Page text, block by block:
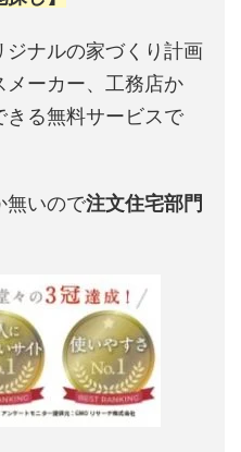
ナルの家づくり計画
ーカー、工務店か
きる無料サービスで
無いので注文住宅部門